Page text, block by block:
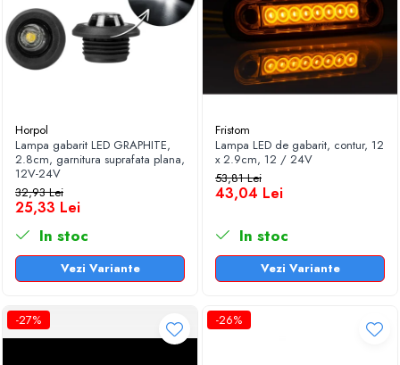
Horpol
Lampa gabarit LED GRAPHITE,
2.8cm, garnitura suprafata plana,
12V-24V
32,93 Lei
25,33 Lei
In stoc
Vezi Variante
Fristom
Lampa LED de gabarit, contur, 12
x 2.9cm, 12 / 24V
53,81 Lei
43,04 Lei
In stoc
Vezi Variante
-27% -26%